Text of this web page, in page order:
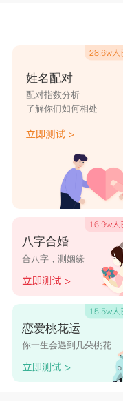
姓名配对
配对指数分析
了解你们如何相处
八字合婚
合八字，测姻缘
恋爱桃花运
你一生会遇到几朵桃花